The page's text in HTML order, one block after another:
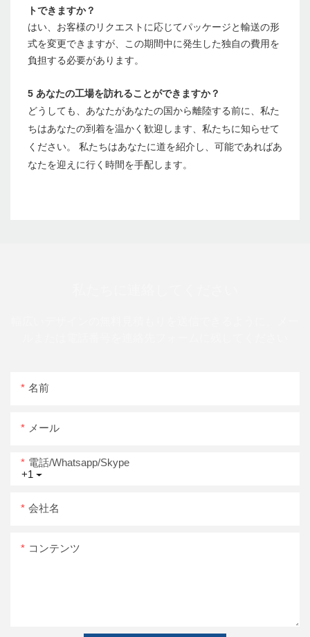
トできますか？
はい、お客様のリクエストに応じてパッケージと輸送の形
式を変更できますが、この期間中に発生した独自の費用を
負担する必要があります。
5 あなたの工場を訪れることができますか？
どうしても、あなたがあなたの国から離陸する前に、私た
ちはあなたの到着を温かく歓迎します、私たちに知らせて
ください。 私たちはあなたに道を紹介し、可能であればあ
なたを迎えに行く時間を手配します。
名前
メール
+1
電話/whatsapp/skype
会社名
コンテンツ